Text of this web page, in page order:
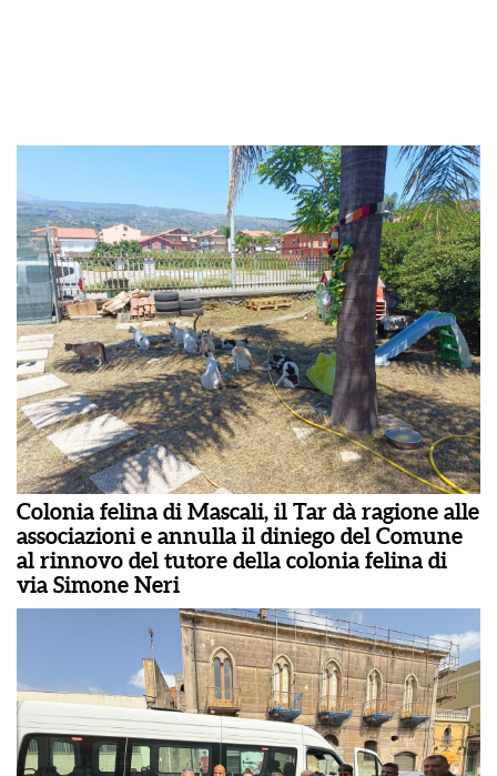
Colonia felina di Mascali, il Tar dà ragione alle
associazioni e annulla il diniego del Comune
al rinnovo del tutore della colonia felina di
via Simone Neri